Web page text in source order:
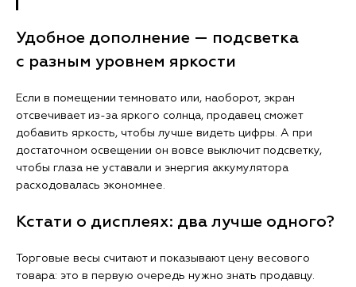
Удобное дополнение — подсветка
с разным уровнем яркости
Если в помещении темновато или, наоборот, экран
отсвечивает из-за яркого солнца, продавец сможет
добавить яркость, чтобы лучше видеть цифры. А при
достаточном освещении он вовсе выключит подсветку,
чтобы глаза не уставали и энергия аккумулятора
расходовалась экономнее.
Кстати о дисплеях: два лучше одного?
Торговые весы считают и показывают цену весового
товара: это в первую очередь нужно знать продавцу.